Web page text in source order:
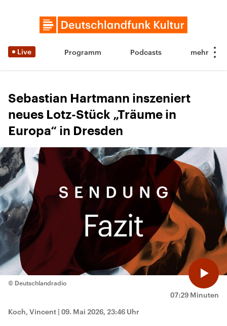
Live Programm Podcasts
Sebastian Hartmann inszeniert
neues Lotz-Stück „Träume in
Europa“ in Dresden
07:29 Minuten
© Deutschlandradio
Koch, Vincent | 09. Mai 2026, 23:46 Uhr